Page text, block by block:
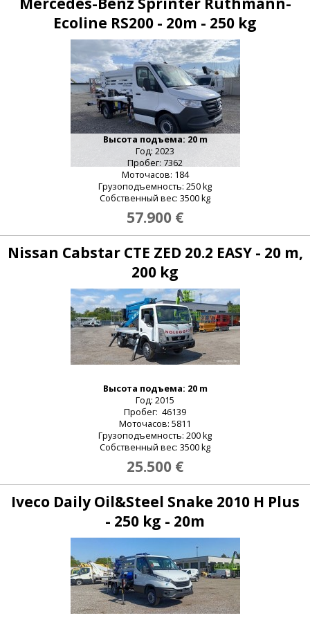
Ecoline RS200 - 20m - 250 kg
Высота подъема: 20 m
Год: 2023
Пробег: 7362
Моточасов: 184
Грузоподъемность: 250 kg
Собственный вес: 3500 kg
57.900 €
Nissan Cabstar CTE ZED 20.2 EASY - 20 m,
200 kg
Высота подъема: 20 m
Год: 2015
Пробег: 46139
Моточасов: 5811
Грузоподъемность: 200 kg
Собственный вес: 3500 kg
25.500 €
Iveco Daily Oil&Steel Snake 2010 H Plus
- 250 kg - 20m